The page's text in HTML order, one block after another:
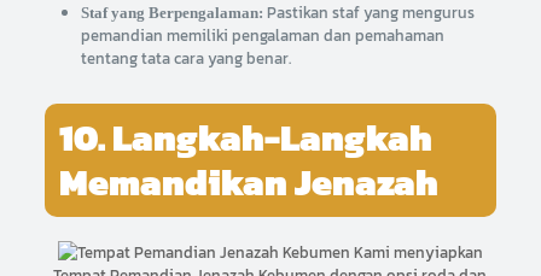
Staf yang Berpengalaman: Pastikan staf yang mengurus
pemandian memiliki pengalaman dan pemahaman
tentang tata cara yang benar.
10. Langkah-Langkah
Memandikan Jenazah
Kami menyiapkan